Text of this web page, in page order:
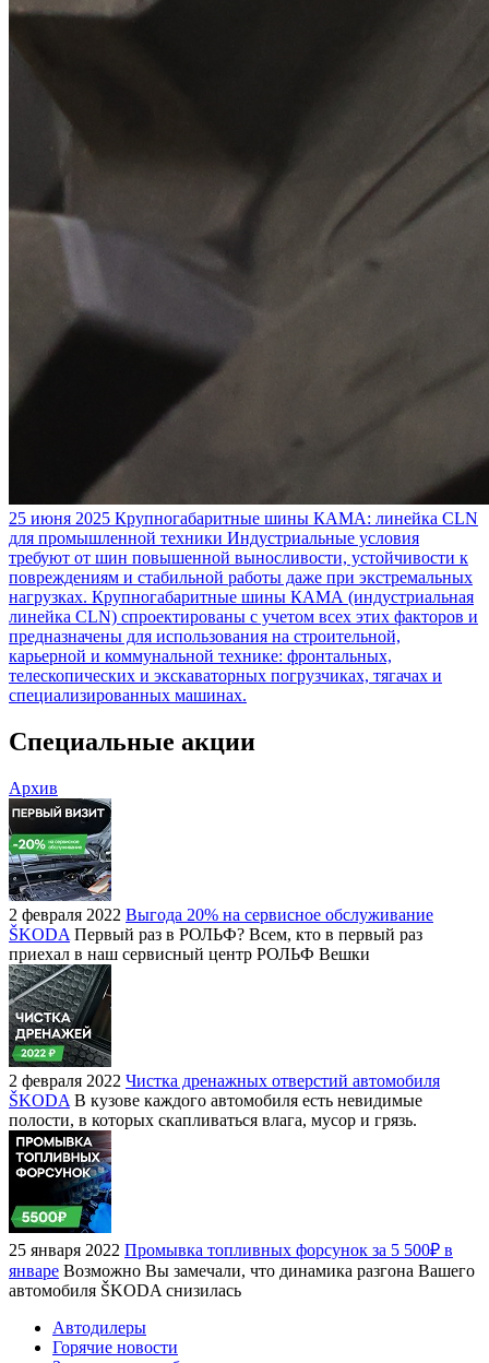
25 июня 2025 Крупногабаритные шины КАМА: линейка CLN
для промышленной техники Индустриальные условия
требуют от шин повышенной выносливости, устойчивости к
повреждениям и стабильной работы даже при экстремальных
нагрузках. Крупногабаритные шины КАМА (индустриальная
линейка CLN) спроектированы с учетом всех этих факторов и
предназначены для использования на строительной,
карьерной и коммунальной технике: фронтальных,
телескопических и экскаваторных погрузчиках, тягачах и
специализированных машинах.
Специальные акции
Архив
2 февраля 2022 Выгода 20% на сервисное обслуживание
ŠKODA Первый раз в РОЛЬФ? Всем, кто в первый раз
приехал в наш сервисный центр РОЛЬФ Вешки
2 февраля 2022 Чистка дренажных отверстий автомобиля
ŠKODA В кузове каждого автомобиля есть невидимые
полости, в которых скапливаться влага, мусор и грязь.
25 января 2022 Промывка топливных форсунок за 5 500₽ в
январе Возможно Вы замечали, что динамика разгона Вашего
автомобиля ŠKODA снизилась
Автодилеры
Горячие новости